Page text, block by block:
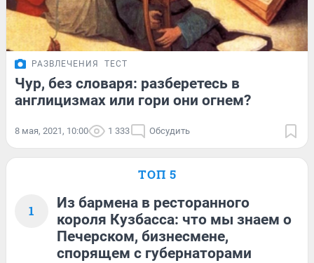
РАЗВЛЕЧЕНИЯ ТЕСТ
Чур, без словаря: разберетесь в
англицизмах или гори они огнем?
8 мая, 2021, 10:00 1 333 Обсудить
ТОП 5
1
Из бармена в ресторанного
короля Кузбасса: что мы знаем о
Печерском, бизнесмене,
спорящем с губернаторами